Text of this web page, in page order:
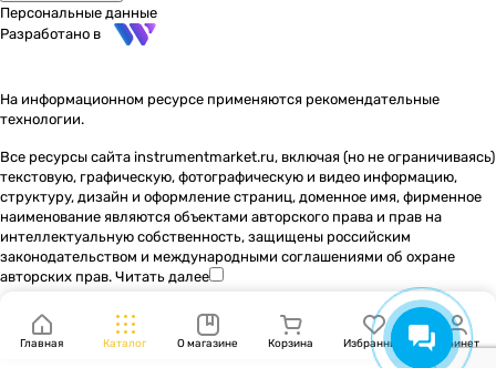
Персональные данные
Разработано в
На информационном ресурсе применяются рекомендательные
технологии.
Все ресурсы сайта instrumentmarket.ru, включая (но не ограничиваясь)
текстовую, графическую, фотографическую и видео информацию,
структуру, дизайн и оформление страниц, доменное имя, фирменное
наименование являются объектами авторского права и прав на
интеллектуальную собственность, защищены российским
законодательством и международными соглашениями об охране
авторских прав. Читать далее
Главная Каталог О магазине Корзина Избранные Кабинет